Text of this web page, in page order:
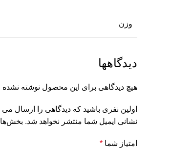
وزن
دیدگاهها
هیچ دیدگاهی برای این محصول نوشته
اولین نفری باشید که دیدگاهی را ارسال می
نشانی ایمیل شما منتشر نخواهد شد.
امتیاز شما *